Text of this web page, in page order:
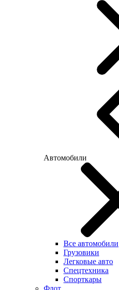
Автомобили
Все автомобили
Грузовики
Легковые авто
Спецтехника
Спорткары
Флот